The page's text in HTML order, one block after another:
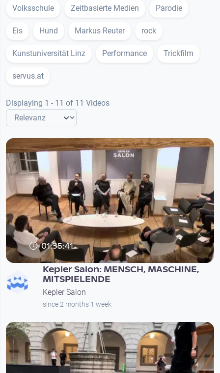
Volksschule Zeitbasierte Medien Parodie
Eis Hund Markus Reuter rock
Kunstuniversität Linz Performance Trickfilm
servus.at
Displaying 1 - 11 of 11 Videos
01:35:41
Kepler Salon: MENSCH, MASCHINE,
MITSPIELENDE
Kepler Salon
since 2 months 1 week